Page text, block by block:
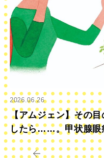
2026.06.26
【アムジェン】その
したら……。甲状腺眼
すか？